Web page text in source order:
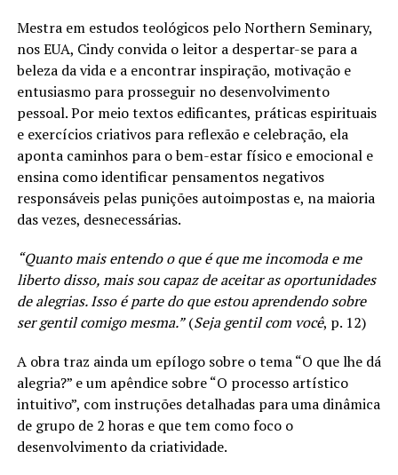
Mestra em estudos teológicos pelo Northern Seminary,
nos EUA, Cindy convida o leitor a despertar-se para a
beleza da vida e a encontrar inspiração, motivação e
entusiasmo para prosseguir no desenvolvimento
pessoal. Por meio textos edificantes, práticas espirituais
e exercícios criativos para reflexão e celebração, ela
aponta caminhos para o bem-estar físico e emocional e
ensina como identificar pensamentos negativos
responsáveis pelas punições autoimpostas e, na maioria
das vezes, desnecessárias.
“Quanto mais entendo o que é que me incomoda e me
liberto disso, mais sou capaz de aceitar as oportunidades
de alegrias. Isso é parte do que estou aprendendo sobre
ser gentil comigo mesma.”(Seja gentil com você, p. 12)
A obra traz ainda um epílogo sobre o tema “O que lhe dá
alegria?” e um apêndice sobre “O processo artístico
intuitivo”, com instruções detalhadas para uma dinâmica
de grupo de 2 horas e que tem como foco o
desenvolvimento da criatividade.